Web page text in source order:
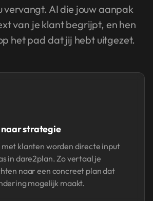
vervangt. AI die jouw aanpak
van je klant begrijpt, en hen
het pad dat jij hebt uitgezet.
naar strategie
met klanten worden directe input
in dare2plan. Zo vertaal je
naar een concreet plan dat
mogelijk maakt.